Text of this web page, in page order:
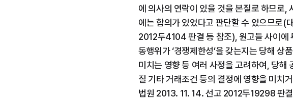
에 의사의 연락이 있을 것을 본질로 하므로,
에는 합의가 있었다고 판단할 수 있으므로
2012두4104 판결 등 참조), 원고들 사이에
동행위가 ‘경쟁제한성’을 갖는지는 당해 상
미치는 영향 등 여러 사정을 고려하여, 당해
질 기타 거래조건 등의 결정에 영향을 미치
법원 2013. 11. 14. 선고 2012두19298 판